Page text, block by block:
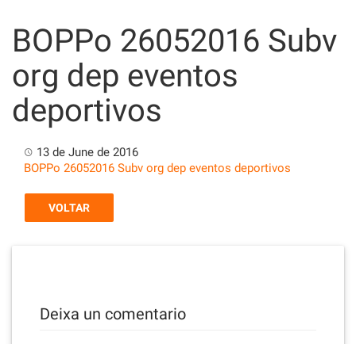
content
BOPPo 26052016 Subv
org dep eventos
deportivos
13 de June de 2016
BOPPo 26052016 Subv org dep eventos deportivos
VOLTAR
Deixa un comentario